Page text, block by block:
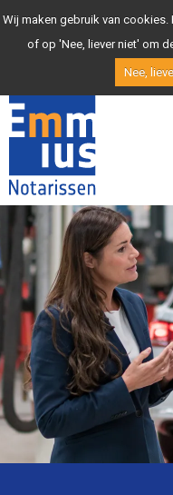
Wij maken gebruik van
of op 'Nee, liever niet' om
Nee,